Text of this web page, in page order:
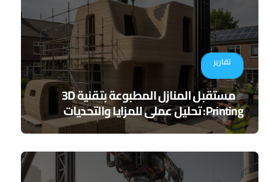
تقارير
مستقبل المنازل المطبوعة بتقنية 3D
Printing: تحليل عملي للمزايا والتحديات